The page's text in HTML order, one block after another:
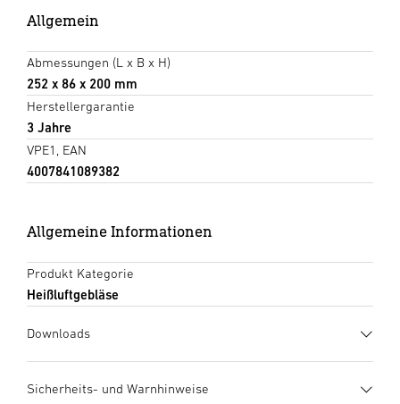
Allgemein
Abmessungen (L x B x H)
252 x 86 x 200 mm
Herstellergarantie
3 Jahre
VPE1, EAN
4007841089382
Allgemeine Informationen
Produkt Kategorie
Heißluftgebläse
Downloads
Download starten
Sicherheits- und Warnhinweise